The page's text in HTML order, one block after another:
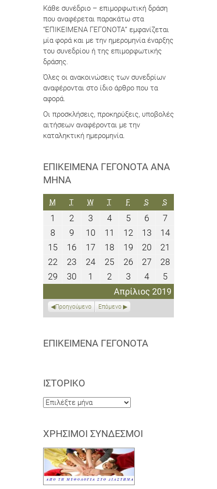
Κάθε συνέδριο – επιμορφωτική δράση
που αναφέρεται παρακάτω στα
“ΕΠΙΚΕΙΜΕΝΑ ΓΕΓΟΝΟΤΑ” εμφανίζεται
μία φορά και με την ημερομηνία έναρξης
του συνεδρίου ή της επιμορφωτικής
δράσης.
Όλες οι ανακοινώσεις των συνεδρίων
αναφέρονται στο ίδιο άρθρο που τα
αφορά.
Οι προσκλήσεις, προκηρύξεις, υποβολές
αιτήσεων αναφέρονται με την
καταληκτική ημερομηνία.
ΕΠΙΚΕΊΜΕΝΑ ΓΕΓΟΝΌΤΑ ΑΝΆ
ΜΉΝΑ
Απρίλιος 2019
M ΔΕΥΤΈΡΑ
TΤΡΊΤΗ
WΤΕΤΆΡΤΗ
TΠΈΜΠΤΗ
FΠΑΡΑΣΚΕΥΉ
SΣΆΒΒΑΤΟ
SΚΥΡΙΑΚΉ
1
Απριλίου
2019
2
Απριλίου
2019
3
Απριλίου
2019
44
Απριλίου
2019
55
Απριλίου
2019
66
Απριλίου
2019
77
Απριλίου
2019
8
Απριλίου
2019
9
Απριλίου
2019
10
Απριλίου
2019
11
Απριλίου
2019
1212
Απριλίου
2019
1313
Απριλίου
2019
1414
1515
Απριλίου
2019
16
Απριλίου
2019
17
Απριλίου
2019
18
Απριλίου
2019
1919
Απριλίου
2019
2020
Απριλίου
2019
21
Απριλίου
2019
22
Απριλίου
2019
23
Απριλίου
2019
2424
Απριλίου
2019
2525
Απριλίου
2019
2626
Απριλίου
2019
2727
Απριλίου
2019
2828
2019
29
Απριλίου
30
Απριλίου
1
Μαΐου
2
Μαΐου
2019
33
Μαΐου
2019
44
Μαΐου
2019
55
Μαΐου
2019
Προηγούμενο Επόμενο
ΕΠΙΚΕΊΜΕΝΑ ΓΕΓΟΝΌΤΑ
ΙΣΤΟΡΙΚΌ
Ιστορικό
ΧΡΉΣΙΜΟΙ ΣΎΝΔΕΣΜΟΙ